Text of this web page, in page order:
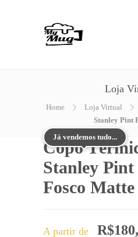
Loja
Home Loja Virtual
Stanley Pint
Já vendemos tudo...
Copo
Stanley Pint
Fosco
A partir de R$